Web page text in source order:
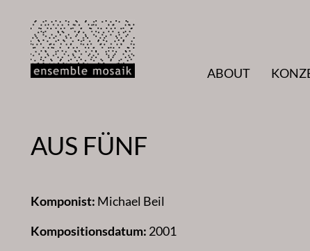
Inhalt
springen
ABOUT
AUS FÜNF
Komponist: Michael Beil
Kompositionsdatum: 2001